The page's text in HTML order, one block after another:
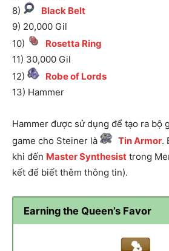
8)
Black Belt
9) 20,000 Gil
10)
Rosetta Ring
11) 30,000 Gil
12)
Robe of Lords
13) Hammer
Hammer được sử dụng để tạo ra bộ
game cho Steiner là
Tin Armor.
khi đến Master Synthesist trong
kết để biết thêm thông tin).
Earning the Queen’s Favor